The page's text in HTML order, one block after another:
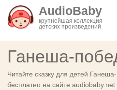
AudioBaby
крупнейшая коллекция
детских произведений
Ганеша-
Читайте сказку для детей
бесплатно на сайте